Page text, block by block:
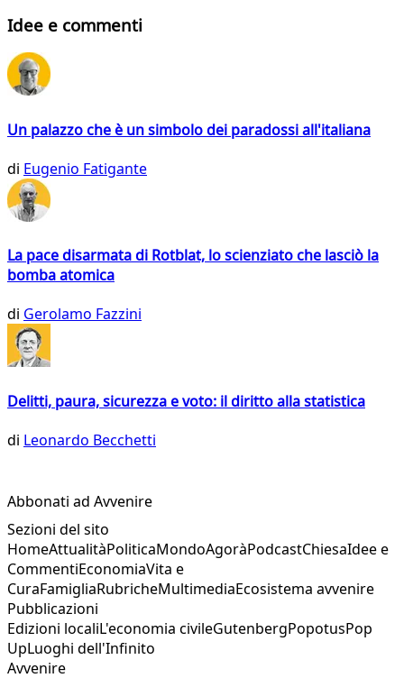
Idee e commenti
Un palazzo che è un simbolo dei paradossi all'italiana
di Eugenio Fatigante
La pace disarmata di Rotblat, lo scienziato che lasciò la
bomba atomica
di Gerolamo Fazzini
Delitti, paura, sicurezza e voto: il diritto alla statistica
di Leonardo Becchetti
Abbonati ad Avvenire
Sezioni del sito
HomeAttualitàPoliticaMondoAgoràPodcastChiesaIdee e
CommentiEconomiaVita e
CuraFamigliaRubricheMultimediaEcosistema avvenire
Pubblicazioni
Edizioni localiL'economia civileGutenbergPopotusPop
UpLuoghi dell'Infinito
Avvenire